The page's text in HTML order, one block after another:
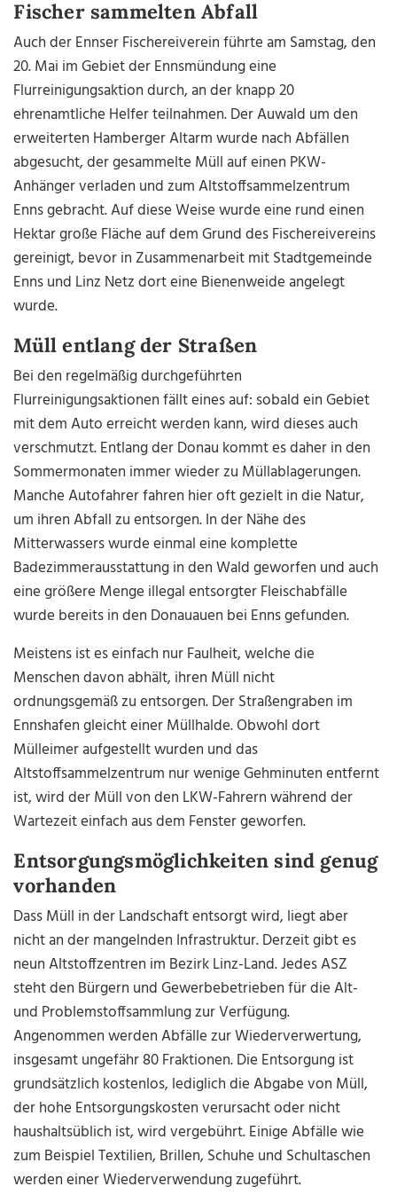
Fischer sammelten Abfall
Auch der Ennser Fischereiverein führte am Samstag, den
20. Mai im Gebiet der Ennsmündung eine
Flurreinigungsaktion durch, an der knapp 20
ehrenamtliche Helfer teilnahmen. Der Auwald um den
erweiterten Hamberger Altarm wurde nach Abfällen
abgesucht, der gesammelte Müll auf einen PKW-
Anhänger verladen und zum Altstoffsammelzentrum
Enns gebracht. Auf diese Weise wurde eine rund einen
Hektar große Fläche auf dem Grund des Fischereivereins
gereinigt, bevor in Zusammenarbeit mit Stadtgemeinde
Enns und Linz Netz dort eine Bienenweide angelegt
wurde.
Müll entlang der Straßen
Bei den regelmäßig durchgeführten
Flurreinigungsaktionen fällt eines auf: sobald ein Gebiet
mit dem Auto erreicht werden kann, wird dieses auch
verschmutzt. Entlang der Donau kommt es daher in den
Sommermonaten immer wieder zu Müllablagerungen.
Manche Autofahrer fahren hier oft gezielt in die Natur,
um ihren Abfall zu entsorgen. In der Nähe des
Mitterwassers wurde einmal eine komplette
Badezimmerausstattung in den Wald geworfen und auch
eine größere Menge illegal entsorgter Fleischabfälle
wurde bereits in den Donauauen bei Enns gefunden.
Meistens ist es einfach nur Faulheit, welche die
Menschen davon abhält, ihren Müll nicht
ordnungsgemäß zu entsorgen. Der Straßengraben im
Ennshafen gleicht einer Müllhalde. Obwohl dort
Mülleimer aufgestellt wurden und das
Altstoffsammelzentrum nur wenige Gehminuten entfernt
ist, wird der Müll von den LKW-Fahrern während der
Wartezeit einfach aus dem Fenster geworfen.
Entsorgungsmöglichkeiten sind genug
vorhanden
Dass Müll in der Landschaft entsorgt wird, liegt aber
nicht an der mangelnden Infrastruktur. Derzeit gibt es
neun Altstoffzentren im Bezirk Linz-Land. Jedes ASZ
steht den Bürgern und Gewerbebetrieben für die Alt-
und Problemstoffsammlung zur Verfügung.
Angenommen werden Abfälle zur Wiederverwertung,
insgesamt ungefähr 80 Fraktionen. Die Entsorgung ist
grundsätzlich kostenlos, lediglich die Abgabe von Müll,
der hohe Entsorgungskosten verursacht oder nicht
haushaltsüblich ist, wird vergebührt. Einige Abfälle wie
zum Beispiel Textilien, Brillen, Schuhe und Schultaschen
werden einer Wiederverwendung zugeführt.